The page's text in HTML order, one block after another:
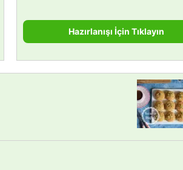
Hazırlanışı İçin Tıklayın